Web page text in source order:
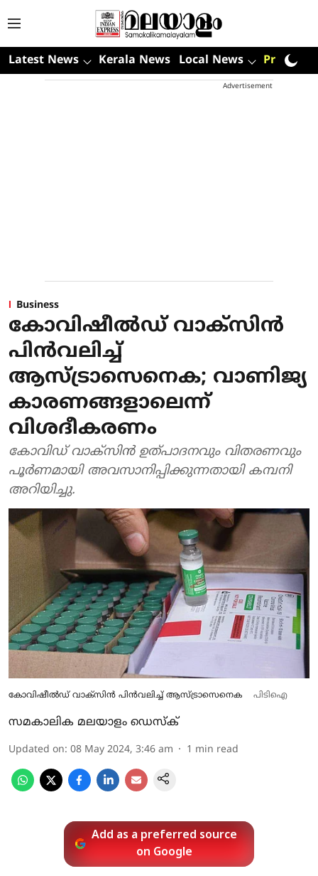
Latest News Kerala News Local News Premium
Advertisement
Business
കോവിഷീല്‍ഡ് വാക്‌സിന്‍
പിന്‍വലിച്ച്
ആസ്ട്രാസെനെക; വാണിജ്യ
കാരണങ്ങളാലെന്ന്
വിശദീകരണം
കോവിഡ് വാക്‌സിന്‍ ഉത്പാദനവും വിതരണവും
പൂര്‍ണമായി അവസാനിപ്പിക്കുന്നതായി കമ്പനി
അറിയിച്ചു.
കോവിഷീല്‍ഡ് വാക്‌സിന്‍ പിന്‍വലിച്ച് ആസ്ട്രാസെനെക പിടിഐ
സമകാലിക മലയാളം ഡെസ്ക്
Updated on: 08 May 2024, 3:46 am 1 min read
Add as a preferred source
on Google